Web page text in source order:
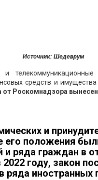
Источник: Шедеврум
средств и
от Роскомнадзора
и
его положения
и ряда граждан в
году, закон
ряда